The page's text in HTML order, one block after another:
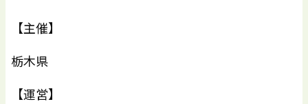
【主催】
栃木県
【運営】